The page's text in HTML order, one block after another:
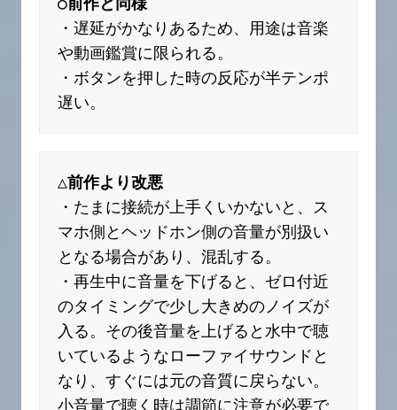
・遅延がかなりあるため、用途は音楽
や動画鑑賞に限られる。
・ボタンを押した時の反応が半テンポ
遅い。
△前作より改悪
・たまに接続が上手くいかないと、ス
マホ側とヘッドホン側の音量が別扱い
となる場合があり、混乱する。
・再生中に音量を下げると、ゼロ付近
のタイミングで少し大きめのノイズが
入る。その後音量を上げると水中で聴
いているようなローファイサウンドと
なり、すぐには元の音質に戻らない。
小音量で聴く時は調節に注意が必要で